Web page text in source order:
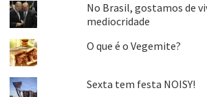
No Brasil, gostamos de
mediocridade
O que é o Vegemite?
Sexta tem festa NOISY!